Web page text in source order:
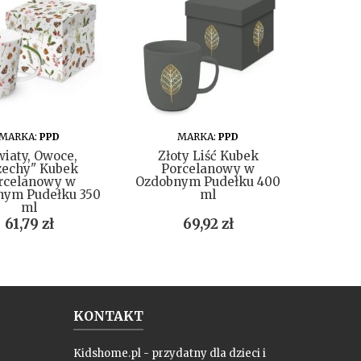
DO KOSZYKA
PPD
Owoce,
Kubek
w
Pudełku 350
ml
Cena
61,79 zł
DO KOSZYKA
MARKA: PPD
Złoty Liść Kubek
Porcelanowy w
Ozdobnym Pudełku 400
ml
Cena
69,92 zł
KONTAKT
Kidshome.pl - przydatny dla dzieci i